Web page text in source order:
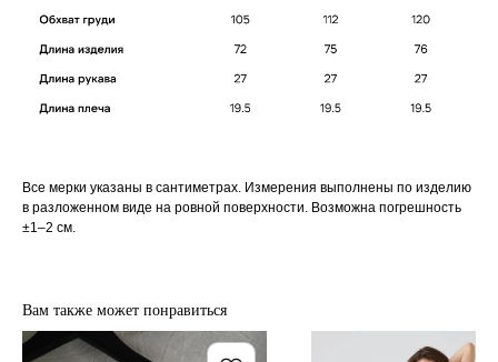
Все мерки указаны в сантиметрах. Измерения выполнены по изделию
в разложенном виде на ровной поверхности. Возможна погрешность
±1–2 см.
Вам также может понравиться